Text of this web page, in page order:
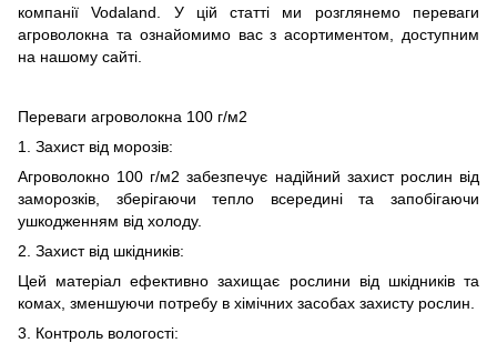
компанії Vodaland. У цій статті ми розглянемо переваги
агроволокна та ознайомимо вас з асортиментом, доступним
на нашому сайті.
Переваги агроволокна 100 г/м2
1. Захист від морозів:
Агроволокно 100 г/м2 забезпечує надійний захист рослин від
заморозків, зберігаючи тепло всередині та запобігаючи
ушкодженням від холоду.
2. Захист від шкідників:
Цей матеріал ефективно захищає рослини від шкідників та
комах, зменшуючи потребу в хімічних засобах захисту рослин.
3. Контроль вологості: